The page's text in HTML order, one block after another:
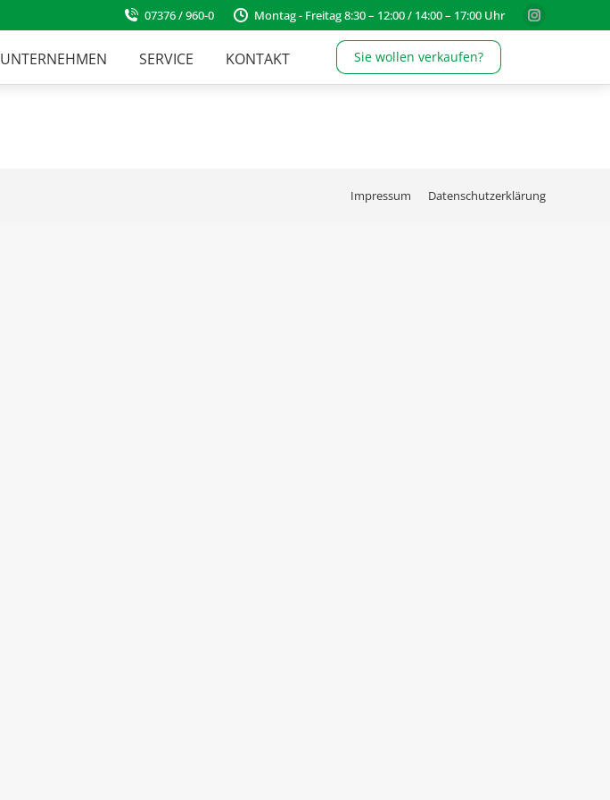
07376 / 960-0 Montag - Freitag 8:30 – 12:00 / 14:00 – 17:00 Uhr
Instagram
UNTERNEHMEN SERVICE KONTAKT Sie wollen verkaufen?
Impressum Datenschutzerklärung